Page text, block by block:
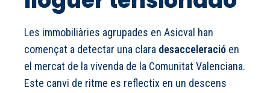
Les immobiliàries agrupades en Asicval han
començat a detectar una clara desacceleració en
el mercat de la vivenda de la Comunitat Valenciana.
Este canvi de ritme es reflectix en un descens